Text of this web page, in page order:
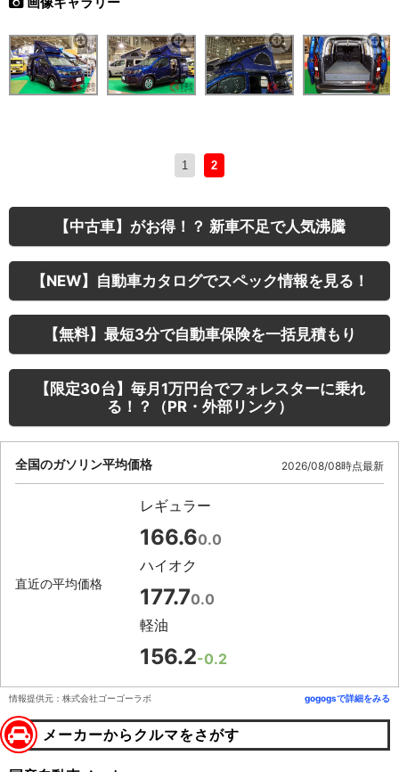
1 2
【中古車】がお得！？ 新車不足で人気沸騰
【NEW】自動車カタログでスペック情報を見る！
【無料】最短3分で自動車保険を一括見積もり
【限定30台】毎月1万円台でフォレスターに乗れ
る！？（PR・外部リンク）
全国のガソリン平均価格 2026/08/08時点最新
直近の平均価格
レギュラー
166.60.0
ハイオク
177.70.0
軽油
156.2-0.2
情報提供元：株式会社ゴーゴーラボ gogogsで詳細をみる
メーカーからクルマをさがす